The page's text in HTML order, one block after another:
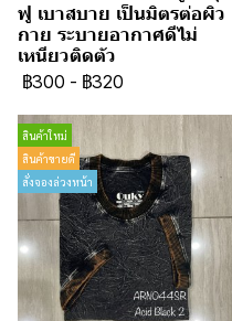
ฟู เบาสบาย เป็นมิตรต่อผิว
กาย ระบายอากาศดีไม่
เหนียวติดตัว
฿300 - ฿320
สินค้าใหม่
สินค้าขายดี
สั่งจองล่วงหน้า